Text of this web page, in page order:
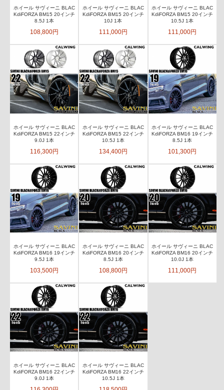
ホイール サヴィーニ BLAC
KdiFORZA BM15 20インチ
8.5J 1本
108,800円
ホイール サヴィーニ BLAC
KdiFORZA BM15 20インチ
10J 1本
111,000円
ホイール サヴィーニ BLAC
KdiFORZA BM15 20インチ
10.5J 1本
111,000円
ホイール サヴィーニ BLAC
KdiFORZA BM15 22インチ
9.0J 1本
116,300円
ホイール サヴィーニ BLAC
KdiFORZA BM15 22インチ
10.5J 1本
134,400円
ホイール サヴィーニ BLAC
KdiFORZA BM16 19インチ
8.5J 1本
101,300円
ホイール サヴィーニ BLAC
KdiFORZA BM16 19インチ
9.5J 1本
103,500円
ホイール サヴィーニ BLAC
KdiFORZA BM16 20インチ
8.5J 1本
108,800円
ホイール サヴィーニ BLAC
KdiFORZA BM16 20インチ
10.0J 1本
111,000円
ホイール サヴィーニ BLAC
KdiFORZA BM16 22インチ
9.0J 1本
ホイール サヴィーニ BLAC
KdiFORZA BM16 22インチ
10.5J 1本